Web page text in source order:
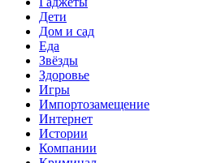
Дети
Дом и сад
Еда
Звёзды
Здоровье
Игры
Импортозамещение
Интернет
Истории
Компании